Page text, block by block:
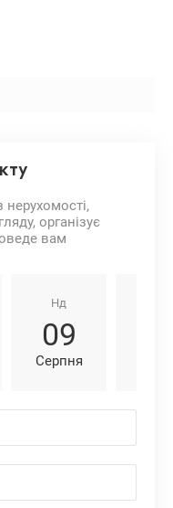
нерухомості,
організує
вам
Нд
09
Серпня